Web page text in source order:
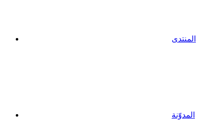
المنتدى
المدوّنة